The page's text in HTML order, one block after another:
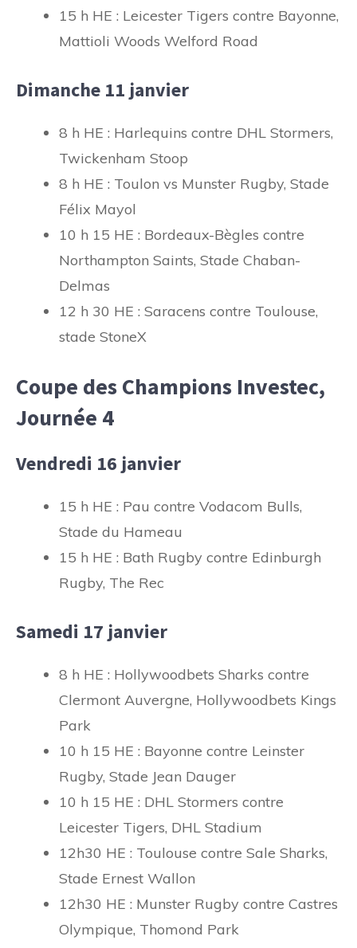
15 h HE : Leicester Tigers contre Bayonne,
Mattioli Woods Welford Road
Dimanche 11 janvier
8 h HE : Harlequins contre DHL Stormers,
Twickenham Stoop
8 h HE : Toulon vs Munster Rugby, Stade
Félix Mayol
10 h 15 HE : Bordeaux-Bègles contre
Northampton Saints, Stade Chaban-
Delmas
12 h 30 HE : Saracens contre Toulouse,
stade StoneX
Coupe des Champions Investec,
Journée 4
Vendredi 16 janvier
15 h HE : Pau contre Vodacom Bulls,
Stade du Hameau
15 h HE : Bath Rugby contre Edinburgh
Rugby, The Rec
Samedi 17 janvier
8 h HE : Hollywoodbets Sharks contre
Clermont Auvergne, Hollywoodbets Kings
Park
10 h 15 HE : Bayonne contre Leinster
Rugby, Stade Jean Dauger
10 h 15 HE : DHL Stormers contre
Leicester Tigers, DHL Stadium
12h30 HE : Toulouse contre Sale Sharks,
Stade Ernest Wallon
12h30 HE : Munster Rugby contre Castres
Olympique, Thomond Park